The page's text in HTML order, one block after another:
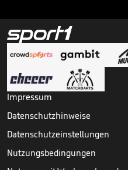
Impressum
Datenschutzhinweise
Datenschutzeinstellungen
Nutzungsbedingungen